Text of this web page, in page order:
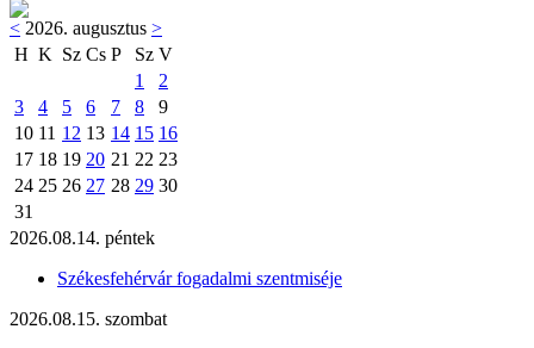
< 2026. augusztus >
H K Sz Cs P Sz V
1
2
3
4 5 6 7 8
9
10 11 12 13 14 15 16
17 18 19 20 21 22 23
24 25 26 27 28 29 30
31
2026.08.14. péntek
Székesfehérvár fogadalmi szentmiséje
2026.08.15. szombat